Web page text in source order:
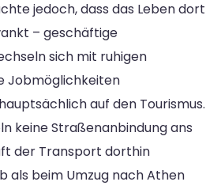
jedoch, dass das Leben dort
– geschäftige
sich mit ruhigen
Jobmöglichkeiten
auf den Tourismus.
keine Straßenanbindung ans
der Transport dorthin
als beim Umzug nach Athen